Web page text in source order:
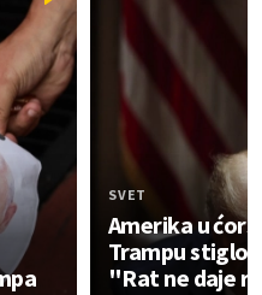
SVET
Amerika u
Trampu stiglo
"Rat ne daje